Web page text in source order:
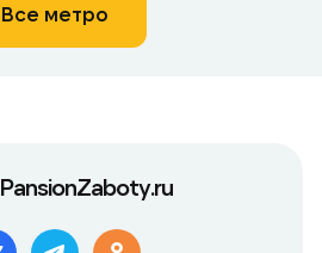
Все метро
PansionZaboty.ru